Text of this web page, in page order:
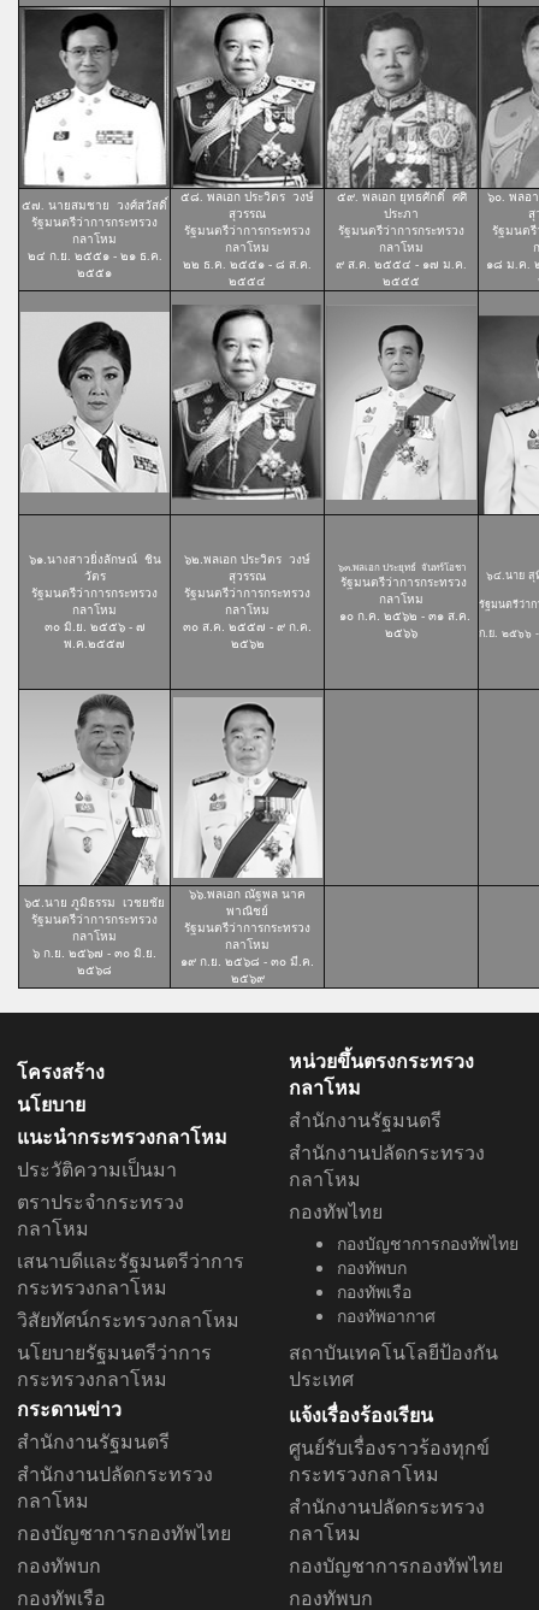
๕๗. นายสมชาย วงศ์สวัสดิ์
รัฐมนตรีว่าการกระทรวง
กลาโหม
๒๔ ก.ย. ๒๕๕๑ - ๒๑ ธ.ค.
๒๕๕๑
๕๘. พลเอก ประวิตร วงษ์
สุวรรณ
รัฐมนตรีว่าการกระทรวง
กลาโหม
๒๒ ธ.ค. ๒๕๕๑ - ๘ ส.ค.
๒๕๕๔
๕๙. พลเอก ยุทธศักดิ์ ศศิ
ประภา
รัฐมนตรีว่าการกระทรวง
กลาโหม
๙ ส.ค. ๒๕๕๔ - ๑๗ ม.ค.
๒๕๕๕
๖๐. พลอ
สุ
รัฐมนตรี
๑๘ ม.ค.
๖๑.นางสาวยิ่งลักษณ์ ชิน
วัตร
รัฐมนตรีว่าการกระทรวง
กลาโหม
๓๐ มิ.ย. ๒๕๕๖ - ๗
พ.ค.๒๕๕๗
๖๒.พลเอก ประวิตร วงษ์
สุวรรณ
รัฐมนตรีว่าการกระทรวง
กลาโหม
๓๐ ส.ค. ๒๕๕๗ - ๙ ก.ค.
๒๕๖๒
๖๓.พลเอก ประยุทธ์ จันทร์โอชา
รัฐมนตรีว่าการกระทรวง
กลาโหม
๑๐ ก.ค. ๒๕๖๒ - ๓๑ ส.ค.
๒๕๖๖
๖๔.นาย สุ
รัฐมนตรีว่าก
ก.ย. ๒๕๖๖
๖๕.นาย ภูมิธรรม เวชยชัย
รัฐมนตรีว่าการกระทรวง
กลาโหม
๖ ก.ย. ๒๕๖๗ - ๓๐ มิ.ย.
๒๕๖๘
๖๖.พลเอก ณัฐพล นาค
พาณิชย์
รัฐมนตรีว่าการกระทรวง
กลาโหม
๑๙ ก.ย. ๒๕๖๘ - ๓๐ มี.ค.
๒๕๖๙
โครงสร้าง
นโยบาย
แนะนำกระทรวงกลาโหม
ประวัติความเป็นมา
ตราประจำกระทรวง
กลาโหม
เสนาบดีและรัฐมนตรีว่าการ
กระทรวงกลาโหม
วิสัยทัศน์กระทรวงกลาโหม
นโยบายรัฐมนตรีว่าการ
กระทรวงกลาโหม
หน่วยขึ้นตรงกระทรวง
กลาโหม
สำนักงานรัฐมนตรี
สำนักงานปลัดกระทรวง
กลาโหม
กองทัพไทย
กองบัญชาการกองทัพไทย
กองทัพบก
กองทัพเรือ
กองทัพอากาศ
สถาบันเทคโนโลยีป้องกัน
ประเทศ
กระดานข่าว
สำนักงานรัฐมนตรี
สำนักงานปลัดกระทรวง
กลาโหม
กองบัญชาการกองทัพไทย
กองทัพบก
กองทัพเรือ
แจ้งเรื่องร้องเรียน
ศูนย์รับเรื่องราวร้องทุกข์
กระทรวงกลาโหม
สำนักงานปลัดกระทรวง
กลาโหม
กองบัญชาการกองทัพไทย
กองทัพบก